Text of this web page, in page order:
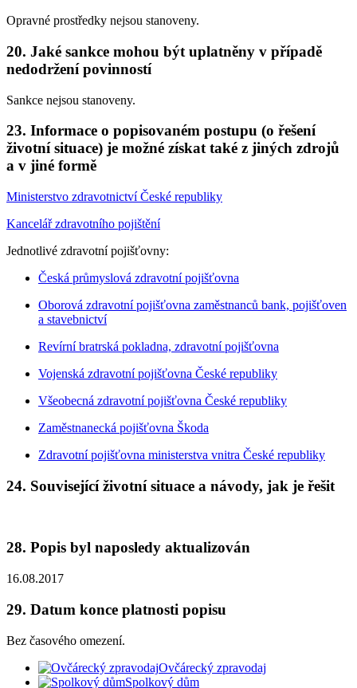
Opravné prostředky nejsou stanoveny.
20. Jaké sankce mohou být uplatněny v případě
nedodržení povinností
Sankce nejsou stanoveny.
23. Informace o popisovaném postupu (o řešení
životní situace) je možné získat také z jiných zdrojů
a v jiné formě
Ministerstvo zdravotnictví České republiky
Kancelář zdravotního pojištění
Jednotlivé zdravotní pojišťovny:
Česká průmyslová zdravotní pojišťovna
Oborová zdravotní pojišťovna zaměstnanců bank, pojišťoven
a stavebnictví
Revírní bratrská pokladna, zdravotní pojišťovna
Vojenská zdravotní pojišťovna České republiky
Všeobecná zdravotní pojišťovna České republiky
Zaměstnanecká pojišťovna Škoda
Zdravotní pojišťovna ministerstva vnitra České republiky
24. Související životní situace a návody, jak je řešit
28. Popis byl naposledy aktualizován
16.08.2017
29. Datum konce platnosti popisu
Bez časového omezení.
Ovčárecký zpravodaj
Spolkový dům